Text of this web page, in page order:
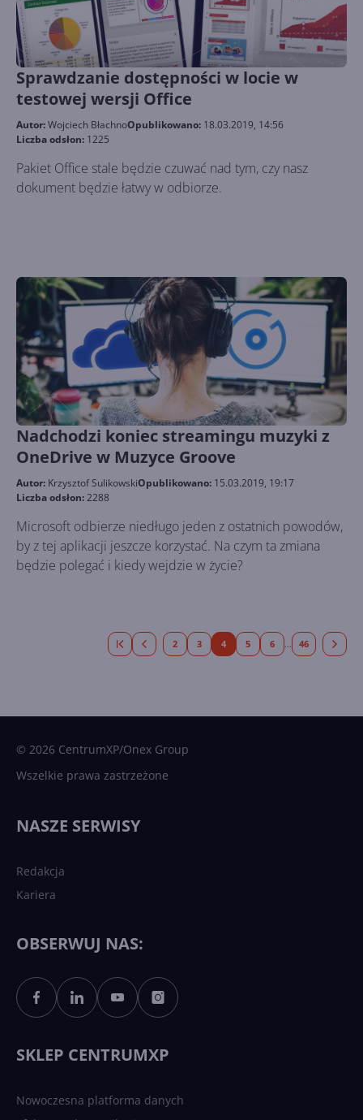
Sprawdzanie dostępności w locie w
testowej wersji Office
Autor:Wojciech BłachnoOpublikowano: 18.03.2019, 14:56
Liczba odsłon: 1225
Pakiet Office stale będzie czuwać nad tym, czy nasz
dokument będzie łatwy w odbiorze.
Nadchodzi koniec streamingu muzyki z
OneDrive w Muzyce Groove
Autor: Krzysztof SulikowskiOpublikowano: 15.03.2019, 19:17
Liczba odsłon:2288
Microsoft odbierze niedługo jeden z ostatnich powodów,
by z tej aplikacji jeszcze korzystać. Na czym ta zmiana
będzie polegać i kiedy wejdzie w życie?
2 3 4 5 6 ... 46
© 2026 CentrumXP/Onex Group
Wszelkie prawa zastrzeżone
NASZE SERWISY
Redakcja
Kariera
OBSERWUJ NAS:
SKLEP CENTRUMXP
Nowoczesna platforma danych